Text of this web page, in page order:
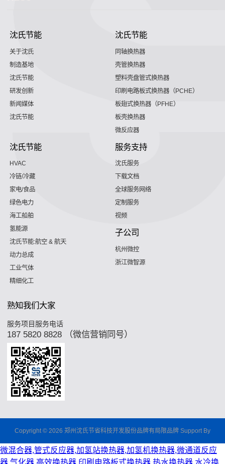
沈氏节能
关于沈氏
制造基地
沈氏节能
研发创新
新闻媒体
沈氏节能
沈氏节能
同轴换热器
壳管换热器
塑料壳盘管式换热器
印刷电路板式换热器（PCHE）
板翅式换热器（PFHE）
板壳换热器
微反应器
沈氏节能
HVAC
冷链/冷藏
家电/食品
绿色电力
海工船舶
氢能源
沈氏节能:航空 & 航天
动力总成
工业气体
精细化工
服务支持
沈氏服务
下载文档
全球服务网络
定制服务
视频
子公司
杭州微控
浙江微智源
熟知我们大家
服务项目服务电话
187 5820 8828 （微信营销同号）
Copyright © 2026 郑州沈氏节省科技开发股份品牌有局限品牌 Support By
微混合器,管式反应器,加氢站换热器,加氢机换热器,微通道反应
器,气化器,高效换热器,印刷电路板式换热器,热水换热器,水冷换